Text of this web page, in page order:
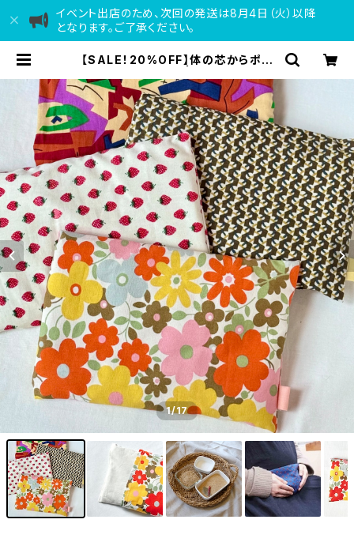
イベント出店のため、次回の発送は8月4日（火）以降
となります。ご了承ください。
【SALE！20%OFF】体の芯からポカ
LINE
1/17